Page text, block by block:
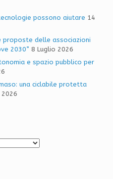
possono aiutare 14
proposte delle associazioni
2030” 8 Luglio 2026
e spazio pubblico per
una ciclabile protetta
2026